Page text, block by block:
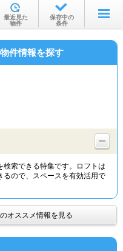
す
駅から
集から
最近見た
物件
保存中の
条件
件情報を探す
検索できる特集です。ロフトは
るので、スペースを有効活用で
オススメ情報を見る